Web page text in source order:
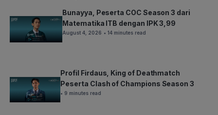
Bunayya, Peserta COC Season 3 dari
Matematika ITB dengan IPK 3,99
August 4, 2026 • 14 minutes read
Profil Firdaus, King of Deathmatch
Peserta Clash of Champions Season 3
• 9 minutes read